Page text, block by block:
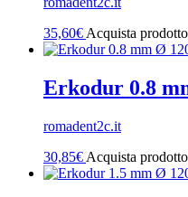
35,60€ Acquista prodotto
Erkodur 0.8
romadent2c.it
30,85€ Acquista prodotto